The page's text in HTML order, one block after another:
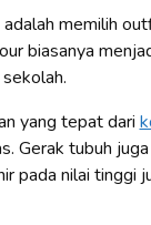
memilih
biasanya
yang tepat dari
Gerak tubuh
pada nilai tinggi